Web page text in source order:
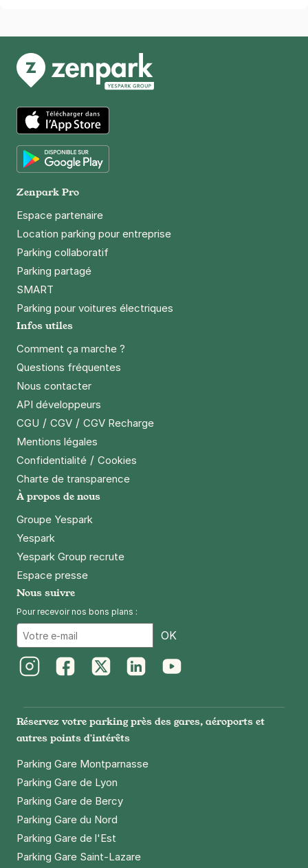
App Store
Zenpark Pro
Espace partenaire
Location parking pour entreprise
Parking collaboratif
Parking partagé
SMART
Parking pour voitures électriques
Infos utiles
Comment ça marche ?
Questions fréquentes
Nous contacter
API développeurs
CGU / CGV / CGV Recharge
Mentions légales
Confidentialité / Cookies
Charte de transparence
À propos de nous
Groupe Yespark
Yespark
Yespark Group recrute
Espace presse
Nous suivre
Pour recevoir nos bons plans :
OK
Réservez votre parking près des gares, aéroports et
autres points d'intérêts
Parking Gare Montparnasse
Parking Gare de Lyon
Parking Gare de Bercy
Parking Gare du Nord
Parking Gare de l'Est
Parking Gare Saint-Lazare